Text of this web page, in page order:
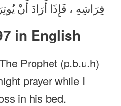
فِرَاشِهِ ، فَإِذَا أَرَادَ أَنْ
in English
Prophet (p.b.u.h)
prayer while I
in his bed.